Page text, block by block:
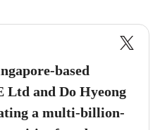
based
Ltd and Do Hyeong
a multi-billion-